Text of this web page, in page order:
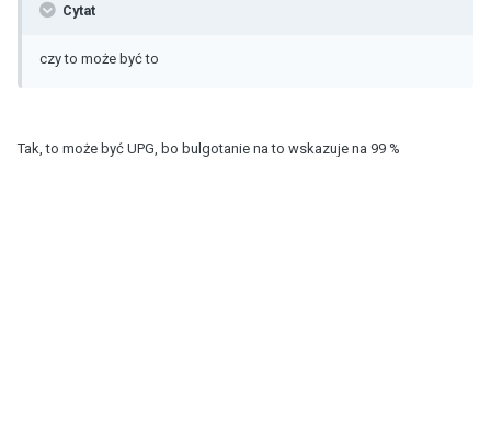
Cytat
czy to może być to
Tak, to może być UPG, bo bulgotanie na to wskazuje na 99 %